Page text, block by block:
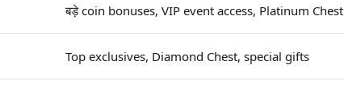
बड़े coin bonuses, VIP event access, Platinum Chest
Top exclusives, Diamond Chest, special gifts